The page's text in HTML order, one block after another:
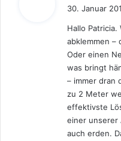
t
:
30. Januar
Hallo
abklemmen –
Oder einen
was bringt
– immer dran
zu 2 Meter
effektivste
einer unserer
auch erden.